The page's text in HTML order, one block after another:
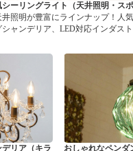
ーリングライト（天井照明・スポ
照明が豊富にラインナップ！人
シャンデリア、LED対応インダス
リア（キラ
おしゃれなペンダ